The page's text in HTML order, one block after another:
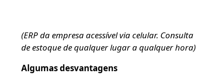
(ERP da empresa acessível via celular. Consulta
de estoque de qualquer lugar a qualquer hora)
Algumas desvantagens